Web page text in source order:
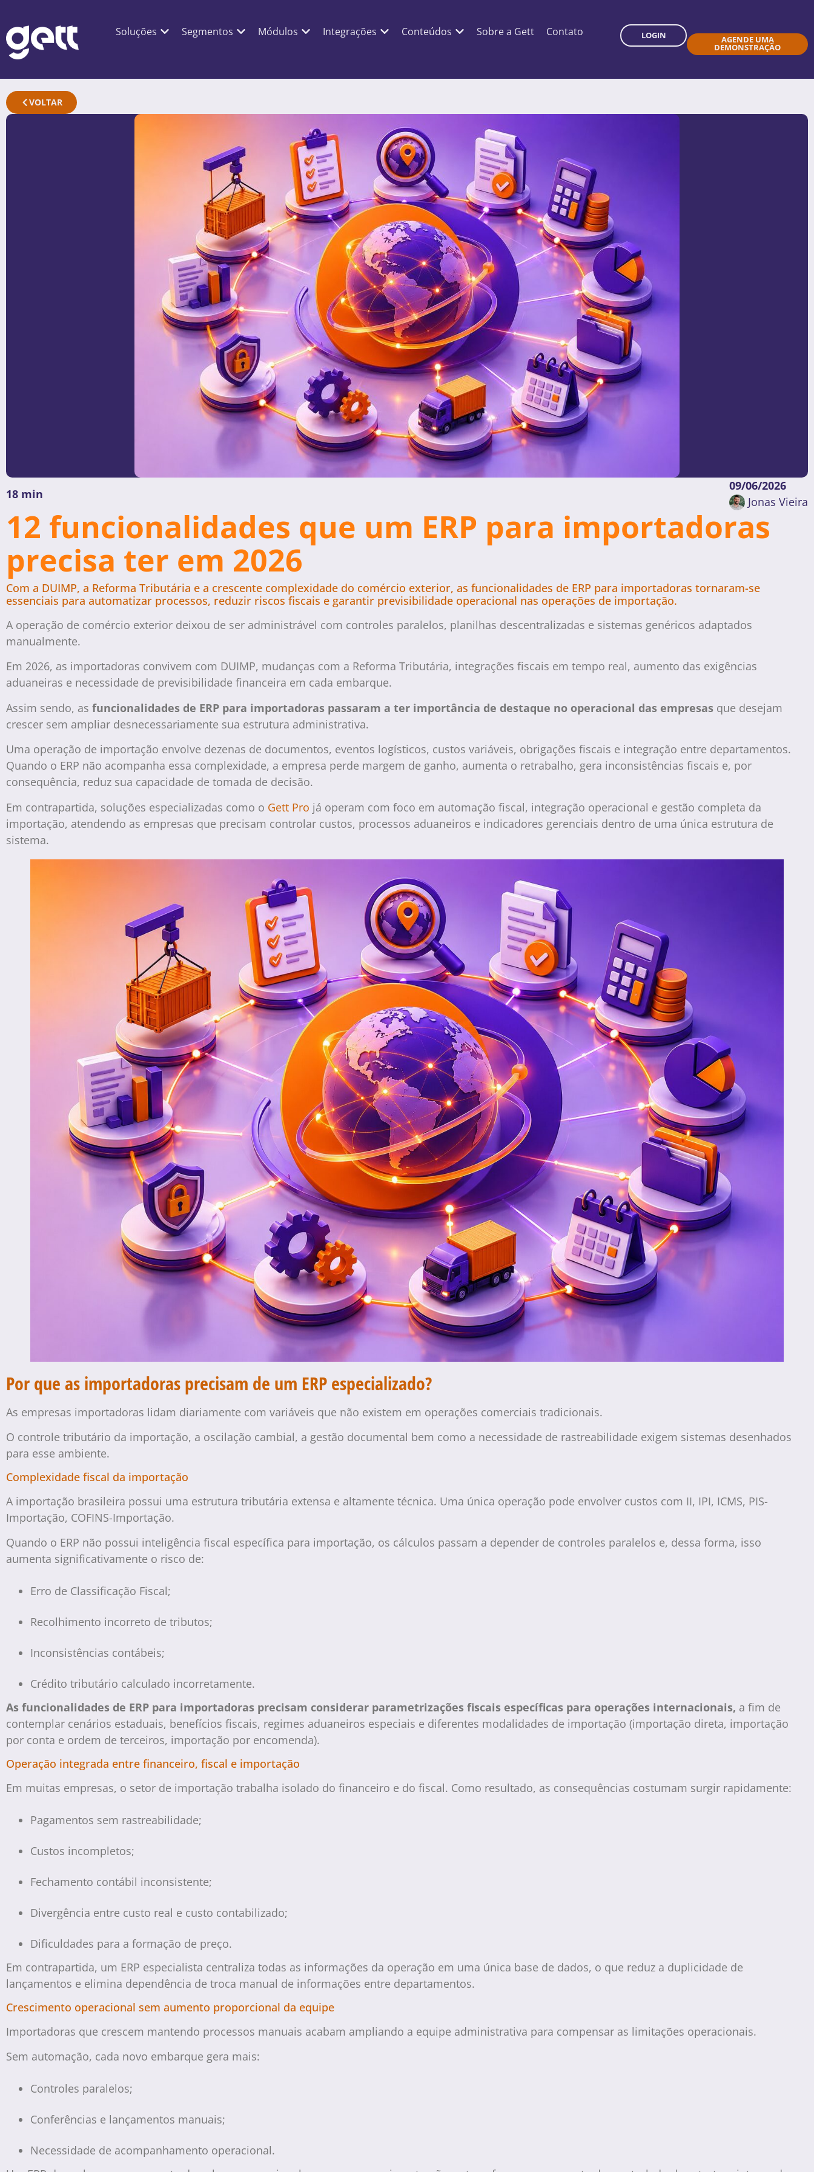
Soluções Segmentos Módulos Integrações Conteúdos Sobre a Gett Contato LOGIN AGENDE UMA
DEMONSTRAÇÃO
VOLTAR
18 min
09/06/2026
Jonas Vieira
12 funcionalidades que um ERP para importadoras
precisa ter em 2026
Com a DUIMP, a Reforma Tributária e a crescente complexidade do comércio exterior, as funcionalidades de ERP para importadoras tornaram-se
essenciais para automatizar processos, reduzir riscos fiscais e garantir previsibilidade operacional nas operações de importação.
A operação de comércio exterior deixou de ser administrável com controles paralelos, planilhas descentralizadas e sistemas genéricos adaptados
manualmente.
Em 2026, as importadoras convivem com DUIMP, mudanças com a Reforma Tributária, integrações fiscais em tempo real, aumento das exigências
aduaneiras e necessidade de previsibilidade financeira em cada embarque.
Assim sendo, as funcionalidades de ERP para importadoras passaram a ter importância de destaque no operacional das empresas que desejam
crescer sem ampliar desnecessariamente sua estrutura administrativa.
Uma operação de importação envolve dezenas de documentos, eventos logísticos, custos variáveis, obrigações fiscais e integração entre departamentos.
Quando o ERP não acompanha essa complexidade, a empresa perde margem de ganho, aumenta o retrabalho, gera inconsistências fiscais e, por
consequência, reduz sua capacidade de tomada de decisão.
Em contrapartida, soluções especializadas como o Gett Pro já operam com foco em automação fiscal, integração operacional e gestão completa da
importação, atendendo as empresas que precisam controlar custos, processos aduaneiros e indicadores gerenciais dentro de uma única estrutura de
sistema.
Por que as importadoras precisam de um ERP especializado?
As empresas importadoras lidam diariamente com variáveis que não existem em operações comerciais tradicionais.
O controle tributário da importação, a oscilação cambial, a gestão documental bem como a necessidade de rastreabilidade exigem sistemas desenhados
para esse ambiente.
Complexidade fiscal da importação
A importação brasileira possui uma estrutura tributária extensa e altamente técnica. Uma única operação pode envolver custos com II, IPI, ICMS, PIS-
Importação, COFINS-Importação.
Quando o ERP não possui inteligência fiscal específica para importação, os cálculos passam a depender de controles paralelos e, dessa forma, isso
aumenta significativamente o risco de:
Erro de Classificação Fiscal;
Recolhimento incorreto de tributos;
Inconsistências contábeis;
Crédito tributário calculado incorretamente.
As funcionalidades de ERP para importadoras precisam considerar parametrizações fiscais específicas para operações internacionais, a fim de
contemplar cenários estaduais, benefícios fiscais, regimes aduaneiros especiais e diferentes modalidades de importação (importação direta, importação
por conta e ordem de terceiros, importação por encomenda).
Operação integrada entre financeiro, fiscal e importação
Em muitas empresas, o setor de importação trabalha isolado do financeiro e do fiscal. Como resultado, as consequências costumam surgir rapidamente:
Pagamentos sem rastreabilidade;
Custos incompletos;
Fechamento contábil inconsistente;
Divergência entre custo real e custo contabilizado;
Dificuldades para a formação de preço.
Em contrapartida, um ERP especialista centraliza todas as informações da operação em uma única base de dados, o que reduz a duplicidade de
lançamentos e elimina dependência de troca manual de informações entre departamentos.
Crescimento operacional sem aumento proporcional da equipe
Importadoras que crescem mantendo processos manuais acabam ampliando a equipe administrativa para compensar as limitações operacionais.
Sem automação, cada novo embarque gera mais:
Controles paralelos;
Conferências e lançamentos manuais;
Necessidade de acompanhamento operacional.